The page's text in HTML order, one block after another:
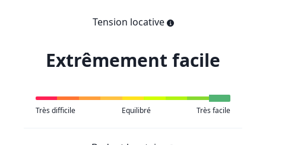
Tension locative
Extrêmement facile
Très difficile Equilibré Très facile